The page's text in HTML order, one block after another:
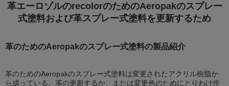
革エーロゾルのrecolorのためのAeropakのスプレー
式塗料および革スプレー式塗料を更新するため
革のためのAeropakのスプレー式塗料の製品紹介
革のためのAeropakのスプレー式塗料は変更されたアクリル樹脂か
ら成っている、革の更新するか、または変更色のためにとりわけ作